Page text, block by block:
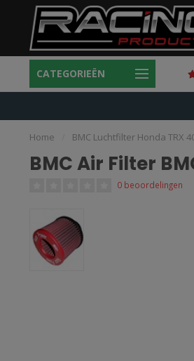
CATEGORIEËN
Gratis verzending boven 150,-
Home BMC Luchtfilter Honda TRX
BMC Air Filter
0 beoordelingen